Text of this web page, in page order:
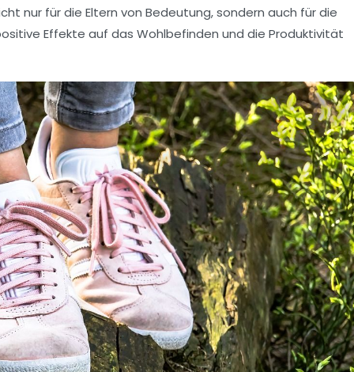
nur für die Eltern von Bedeutung, sondern auch für die
Effekte auf das Wohlbefinden und die Produktivität